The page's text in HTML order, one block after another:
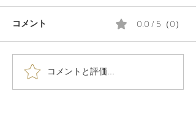
コメント 0.0 / 5（0）
コメントと評価...